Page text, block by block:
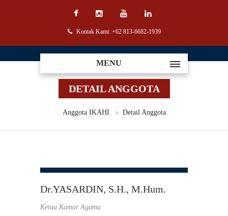
Kontak Kami: +62 813-6682-1939
MENU
DETAIL ANGGOTA
Anggota IKAHI Detail Anggota
Dr.YASARDIN, S.H., M.Hum.
Ketua Kamar Agama